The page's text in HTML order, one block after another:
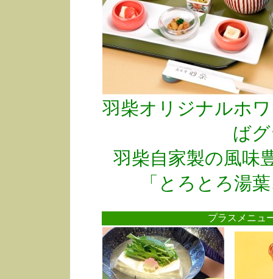
羽柴オリジナルホ
ば
羽柴自家製の風味
「とろとろ湯
プラスメニ